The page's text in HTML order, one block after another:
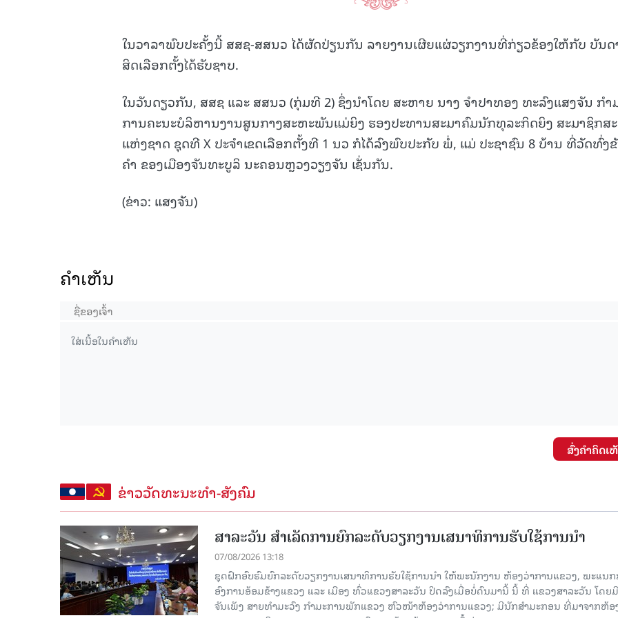
ໃນວາລາພົບປະຄັ້ງນີ້ ສສຊ-ສສນວ ໄດ້ຜັດປ່ຽນກັນ ລາຍງານເຜີຍແຜ່ວຽກງານທີ່ກ່ຽວຂ້ອງໃຫ້ກັບ ບັນ
ສິດເລືອກຕັ້ງໄດ້ຮັບຊາບ.
ໃນວັນດຽວກັນ, ສສຊ ແລະ ສສນວ (ກຸ່ມທີ 2) ຊຶ່ງນໍາໂດຍ ສະຫາຍ ນາງ ຈໍາປາທອງ ທະລົງແສງຈັນ ກໍາ
ການຄະນະບໍລິຫານງານສູນກາງສະຫະພັນແມ່ຍິງ ຮອງປະທານສະມາຄົມນັກທຸລະກິດຍິງ ສະມາຊິກສ
ແຫ່ງຊາດ ຊຸດທີ X ປະຈໍາເຂດເລືອກຕັ້ງທີ 1 ນວ ກໍໄດ້ລົງພົບປະກັບ ພໍ່, ແມ່ ປະຊາຊົນ 8 ບ້ານ ທີ່ວັດທົ່ງ
ຄໍາ ຂອງເມືອງຈັນທະບູລິ ນະຄອນຫຼວງວຽງຈັນ ເຊັ່ນກັນ.
(ຂ່າວ: ແສງຈັນ)
ຄໍາເຫັນ
ສົ່ງຄໍາຄິດເ
ຂ່າວວັດທະນະທຳ-ສັງຄົມ
ສາລະວັນ ສໍາເລັດການຍົກລະດັບວຽກງານເສນາທິການຮັບໃຊ້ການນໍາ
07/08/2026 13:18
ຊຸດຝຶກອົບຮົມຍົກລະດັບວຽກງານເສນາທິການຮັບໃຊ້ການນໍາ ໃຫ້ພະນັກງານ ຫ້ອງວ່າການແຂວງ, ພະແນ
ອົງການອ້ອມຂ້າງແຂວງ ແລະ ເມືອງ ທົ່ວແຂວງສາລະວັນ ປິດລົງເມື່ອ​ບໍ່​ດົນ​ມາ​ນີ້ ນີ້ ທີ່ ແຂວງສາລະວັນ ໂດຍ​
ຈັນເພັງ ສາຍທຳມະວົງ ກຳມະການພັກແຂວງ ຫົວໜ້າຫ້ອງວ່າການແຂວງ; ມີນັກສຳມະກອນ ທີ່ມາຈາກຫ້ອ